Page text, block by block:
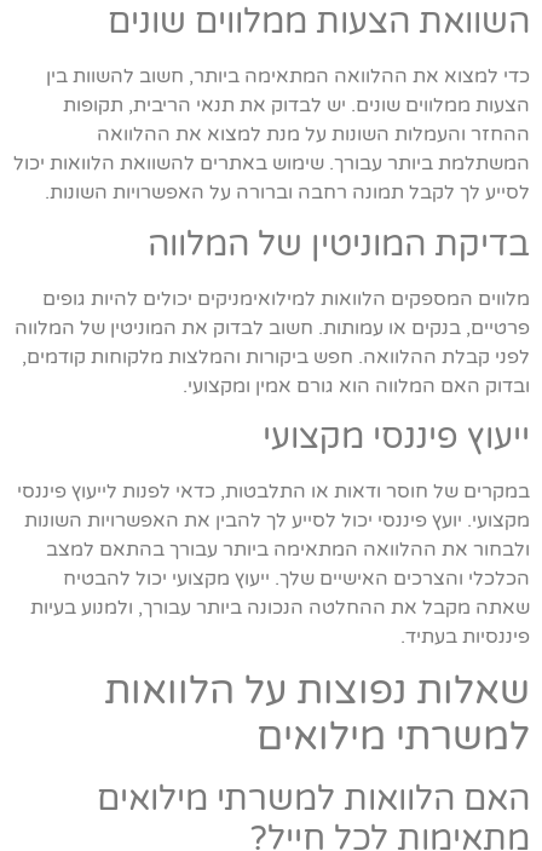
השוואת הצעות ממלווים שונים
כדי למצוא את ההלוואה המתאימה ביותר, חשוב להשוות בין
הצעות ממלווים שונים. יש לבדוק את תנאי הריבית, תקופות
ההחזר והעמלות השונות על מנת למצוא את ההלוואה
המשתלמת ביותר עבורך. שימוש באתרים להשוואת הלוואות יכול
לסייע לך לקבל תמונה רחבה וברורה על האפשרויות השונות.
בדיקת המוניטין של המלווה
מלווים המספקים הלוואות למילואימניקים יכולים להיות גופים
פרטיים, בנקים או עמותות. חשוב לבדוק את המוניטין של המלווה
לפני קבלת ההלוואה. חפש ביקורות והמלצות מלקוחות קודמים,
ובדוק האם המלווה הוא גורם אמין ומקצועי.
ייעוץ פיננסי מקצועי
במקרים של חוסר ודאות או התלבטות, כדאי לפנות לייעוץ פיננסי
מקצועי. יועץ פיננסי יכול לסייע לך להבין את האפשרויות השונות
ולבחור את ההלוואה המתאימה ביותר עבורך בהתאם למצב
הכלכלי והצרכים האישיים שלך. ייעוץ מקצועי יכול להבטיח
שאתה מקבל את ההחלטה הנכונה ביותר עבורך, ולמנוע בעיות
פיננסיות בעתיד.
שאלות נפוצות על הלוואות
למשרתי מילואים
האם הלוואות למשרתי מילואים
מתאימות לכל חייל?